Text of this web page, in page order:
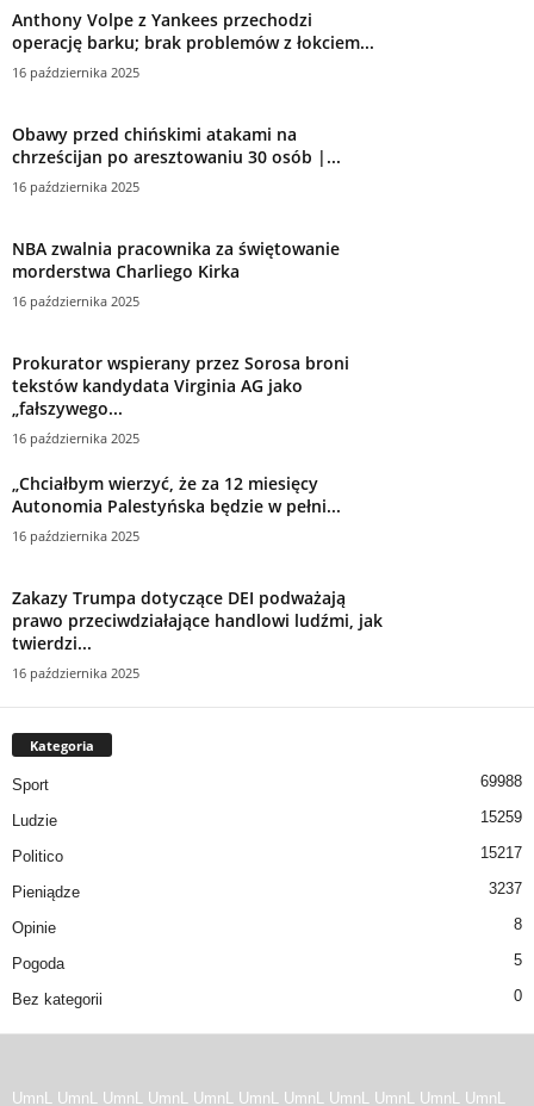
Anthony Volpe z Yankees przechodzi
operację barku; brak problemów z łokciem...
16 października 2025
Obawy przed chińskimi atakami na
chrześcijan po aresztowaniu 30 osób |...
16 października 2025
NBA zwalnia pracownika za świętowanie
morderstwa Charliego Kirka
16 października 2025
Prokurator wspierany przez Sorosa broni
tekstów kandydata Virginia AG jako
„fałszywego...
16 października 2025
„Chciałbym wierzyć, że za 12 miesięcy
Autonomia Palestyńska będzie w pełni...
16 października 2025
Zakazy Trumpa dotyczące DEI podważają
prawo przeciwdziałające handlowi ludźmi, jak
twierdzi...
16 października 2025
Kategoria
Sport 69988
Ludzie 15259
Politico 15217
Pieniądze 3237
Opinie 8
Pogoda 5
Bez kategorii 0
UmnL UmnL UmnL UmnL UmnL UmnL UmnL UmnL UmnL UmnL UmnL